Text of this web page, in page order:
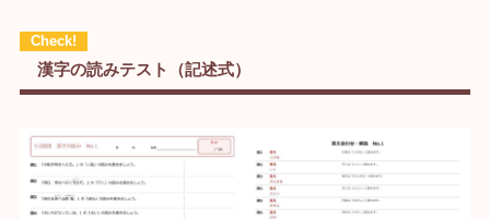
漢字の読みテスト（記述式）